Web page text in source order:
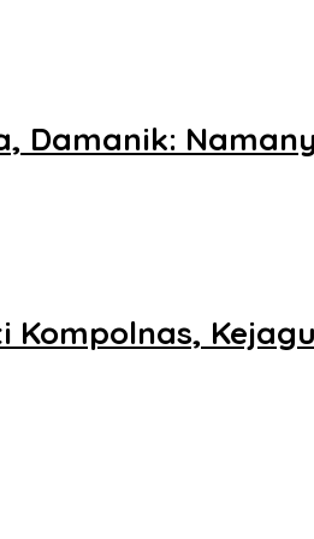
Damanik:
Kompolnas,